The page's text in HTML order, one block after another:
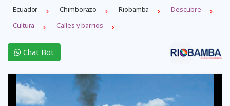
Ecuador Chimborazo Riobamba
Descubre
Cultura
Calles y barrios
Chat Bot